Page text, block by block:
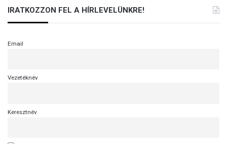
IRATKOZZON FEL A HÍRLEVELÜNKRE!
Email
Vezetéknév
Keresztnév